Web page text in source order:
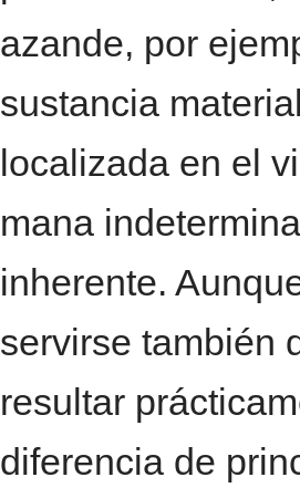
azande, por
sustancia
localizada en el
mana
inherente.
servirse también
resultar
diferencia de